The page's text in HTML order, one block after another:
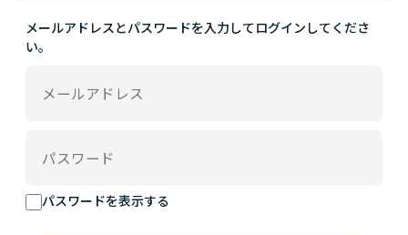
メールアドレスとパスワードを入力してログインしてくださ
い。
パスワードを表示する